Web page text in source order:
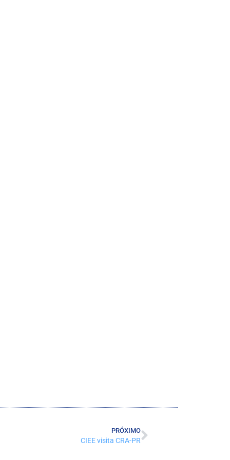
PRÓXIMO
CIEE visita CRA-PR